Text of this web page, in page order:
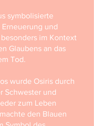
symbolisierte
und
im Kontext
Glaubens an das
Tod.
wurde Osiris durch
Schwester und
zum Leben
den Blauen